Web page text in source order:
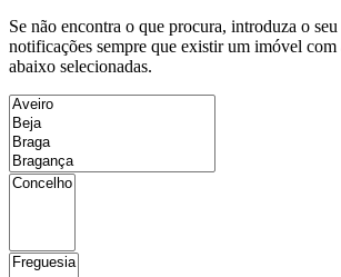
Se não encontra o que procura, introduza o
notificações sempre que existir um imóvel com
abaixo selecionadas.